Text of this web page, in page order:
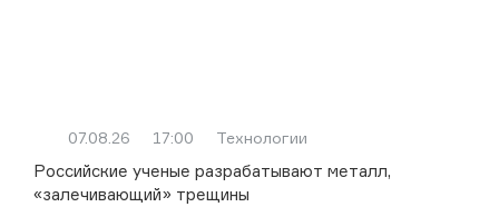
07.08.26 17:00 Технологии
Российские ученые разрабатывают металл,
«залечивающий» трещины